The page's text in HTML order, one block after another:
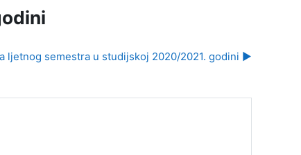
ljetnog semestra u studijskoj 2020/2021. godini ▶︎